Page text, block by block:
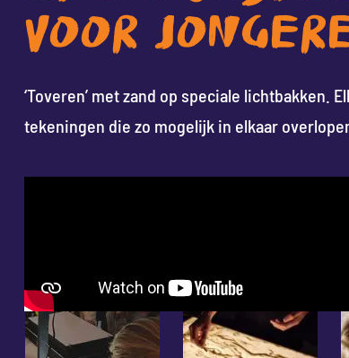
VOOR
‘Toveren’ met zand op speciale lichtbakken.
tekeningen die zo mogelijk in elkaar